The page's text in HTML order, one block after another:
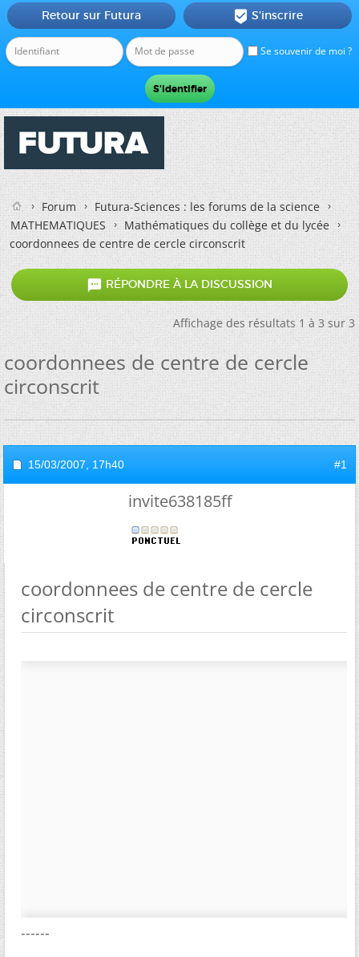
Se souvenir de moi ?
Retour sur Futura  S'inscrire
Forum
Futura-Sciences : les forums de la science
MATHEMATIQUES
Mathématiques du collège et du lycée
coordonnees de centre de cercle circonscrit
 RÉPONDRE À LA DISCUSSION
Affichage des résultats 1 à 3 sur 3
coordonnees de centre de cercle
circonscrit
15/03/2007, 17h40 #1
invite638185ff
coordonnees de centre de cercle
circonscrit
------